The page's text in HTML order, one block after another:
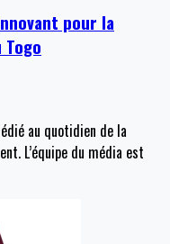
pour la
au quotidien de la
L’équipe du média est